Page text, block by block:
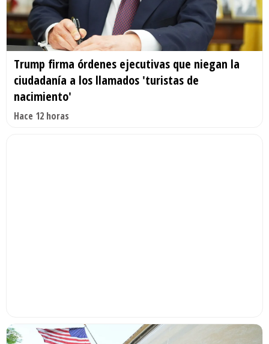
Trump firma órdenes ejecutivas que niegan la
ciudadanía a los llamados 'turistas de
nacimiento'
Hace 12 horas